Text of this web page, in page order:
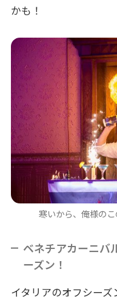
かも！
寒いから、俺様の
ベネチアカーニバ
ーズン！
イタリアのオフシーズ